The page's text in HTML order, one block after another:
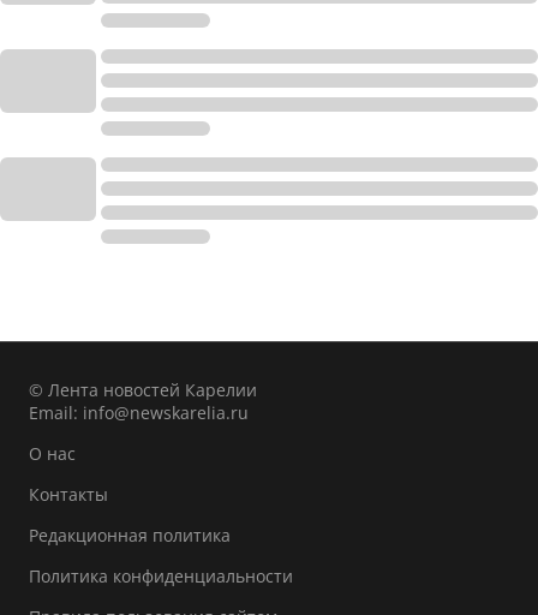
© Лента новостей Карелии
Email: info@newskarelia.ru
О нас
Контакты
Редакционная политика
Политика конфиденциальности